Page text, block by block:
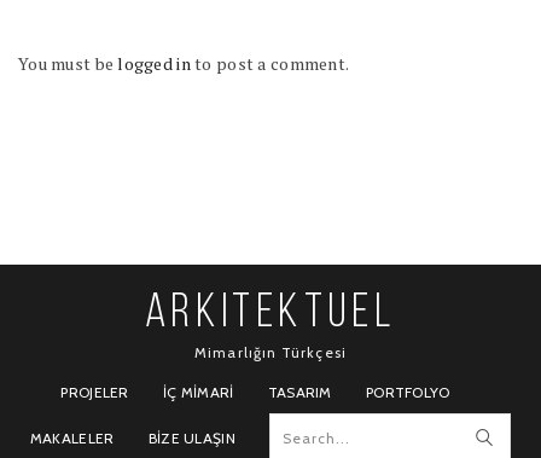
You must belogged into post a comment.
ARKITEKTUEL
Mimarlığın Türkçesi
PROJELER İÇ MIMARI TASARIM PORTFOLYO
MAKALELER BIZE ULAŞIN